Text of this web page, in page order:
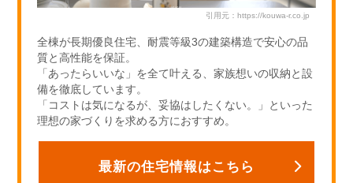
引用元：https://kouwa-r.co.jp
全棟が長期優良住宅、耐震等級3の建築構造で安心の品
質と高性能を保証。
「あったらいいな」を全て叶える、家族想いの収納と設
備を徹底しています。
「コストは気になるが、妥協はしたくない。」といった
理想の家づくりを求める方におすすめ。
最新の住宅情報はこちら